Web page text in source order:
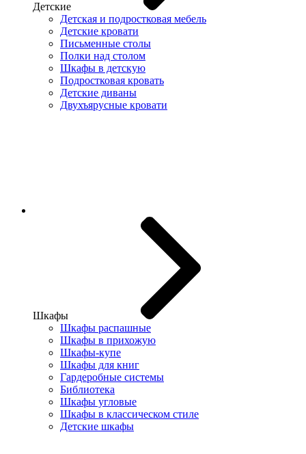
Детские
Детская и подростковая мебель
Детские кровати
Письменные столы
Полки над столом
Шкафы в детскую
Подростковая кровать
Детские диваны
Двухъярусные кровати
Шкафы
Шкафы распашные
Шкафы в прихожую
Шкафы-купе
Шкафы для книг
Гардеробные системы
Библиотека
Шкафы угловые
Шкафы в классическом стиле
Детские шкафы